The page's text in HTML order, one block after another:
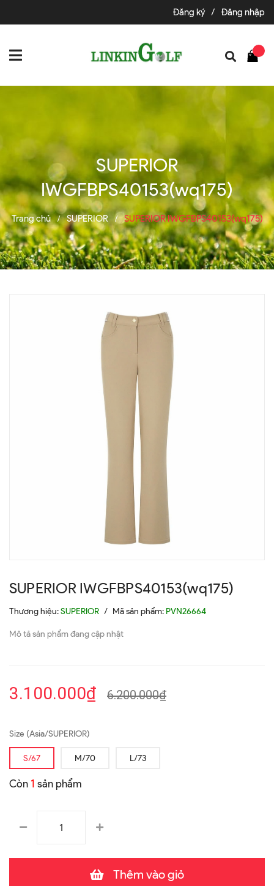
Đăng ký / Đăng nhập
SUPERIOR
IWGFBPS40153(wq175)
Trang chủ / SUPERIOR / SUPERIOR IWGFBPS40153(wq175)
SUPERIOR IWGFBPS40153(wq175)
Thương hiệu:SUPERIOR / Mã sản phẩm: PVN26664
Mô tả sản phẩm đang cập nhật
3.100.000₫ 6.200.000₫
Size (Asia/SUPERIOR)
S/67 M/70 L/73
Còn 1 sản phẩm
Thêm vào giỏ